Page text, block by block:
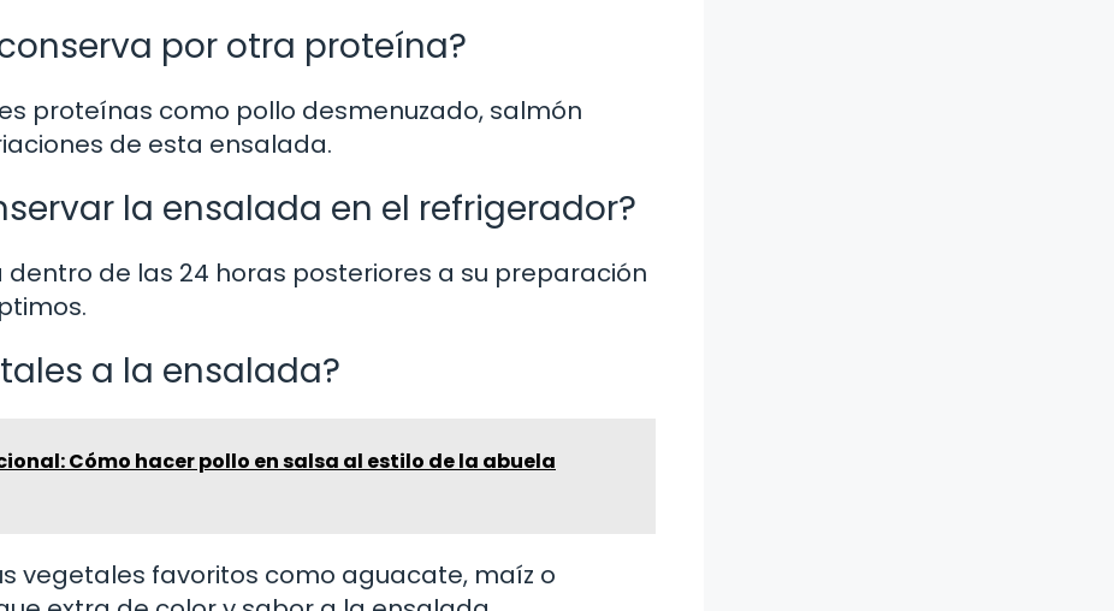
por otra proteína?
proteínas como pollo desmenuzado, salmón
de esta ensalada.
la ensalada en el refrigerador?
de las 24 horas posteriores a su preparación
a la ensalada?
Cómo hacer pollo en salsa al estilo de la abuela
vegetales favoritos como aguacate, maíz o